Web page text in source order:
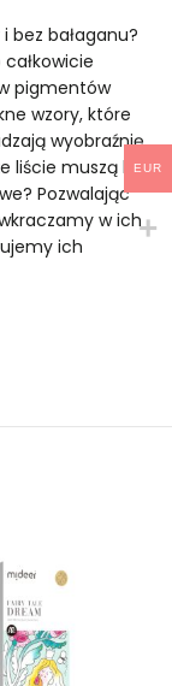
bez bałaganu?
pigmentów
wzory, które
wyobraźnię
liście muszą być
Pozwalając
w ich
ich
mideer
–
EUR